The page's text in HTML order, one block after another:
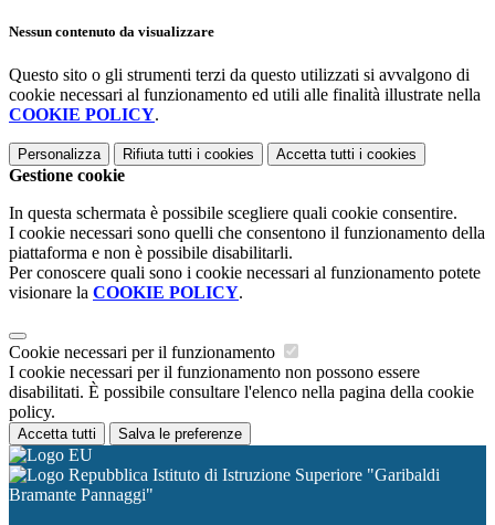
Nessun contenuto da visualizzare
Questo sito o gli strumenti terzi da questo utilizzati si avvalgono di
cookie necessari al funzionamento ed utili alle finalità illustrate nella
COOKIE POLICY.
Personalizza Rifiuta tutti i cookies Accetta tutti i cookies
Gestione cookie
In questa schermata è possibile scegliere quali cookie consentire.
I cookie necessari sono quelli che consentono il funzionamento della
piattaforma e non è possibile disabilitarli.
Per conoscere quali sono i cookie necessari al funzionamento potete
visionare la COOKIE POLICY.
Cookie necessari per il funzionamento
I cookie necessari per il funzionamento non possono essere
disabilitati. È possibile consultare l'elenco nella pagina della cookie
policy.
Accetta tutti Salva le preferenze
Istituto di Istruzione Superiore "Garibaldi
Bramante Pannaggi"